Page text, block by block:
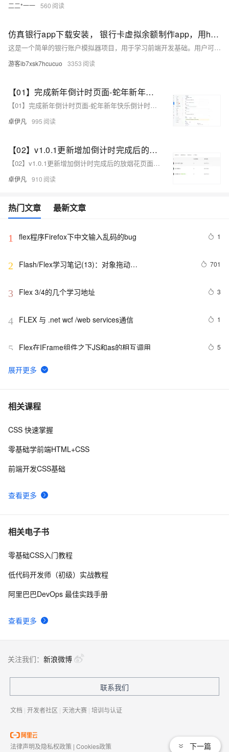
二二*一一 560
仿真银行app下载安装， 银行卡虚拟余额制作app，用html+css+js实现逼真娱乐工具
这是一个简单的银行账户模拟器项目，用于学习前端开发基础。用户可进行存款、取款操作，所有数据存储于浏览器内存中
游客ib7xsk7hcucuo 3353
【01】完成新年倒计时页面-蛇年新年快乐倒计时领取礼物放烟花html代码优雅草科技央千澈写采用html5+div+CSS+JavaScript-优雅草卓伊凡-做一条关于新年的代码分享给你们-为了C站的分拼一下子
【01】完成新年倒计时页面-蛇年新年快乐倒计时领取礼物放烟花html代码优雅草科技央千澈写采用html5+div+CSS+JavaScript-优雅草卓伊凡-做一条关于新年的代码分享给你们-为了C站的分拼一下子
卓伊凡 995
【02】v1.0.1更新增加倒计时完成后的放烟花页面-优化播放器-优化结构目录-蛇年新年快乐倒计时领取礼物放烟花html代码优雅草科技央千澈写采用html5+div+CSS+JavaScript-优雅草卓伊凡-做一条关于新年的代码分享给你们-为了C站的分拼一下子
【02】v1.0.1更新增加倒计时完成后的放烟花页面-优化播放器-优化结构目录-蛇年新年快乐倒计时领取礼物放烟花html代码优雅草科技央千澈写采用html5+div+CSS+JavaScript-优雅草卓伊凡-做一条关于新年的代码分享给你们-为了C站的分拼一下子
卓伊凡 910
热门文章 最新文章
1 flex程序Firefox下中文输入乱码的bug 1
2
Flash/Flex学习笔记(13)：对象拖动
701
3 Flex 3/4的几个学习地址 3
4 FLEX 与 .net wcf /web services通信 1
5 Flex在IFrame组件之下JS和as的相互调用 5
6 Flash/Flex学习笔记(28)：动态文本的滚动控制
7 Flash/Flex学习笔记(9)：ActionScript3.0与Javascript的
8 Flash/Flex学习笔记(11)：如何检测摄像头是否被占用
相关课程
查看更多
CSS 快速掌握
零基础学前端HTML+CSS
前端开发CSS基础
相关电子书
查看更多
零基础CSS入门教程
低代码开发师（初级）实战教程
阿里巴巴DevOps 最佳实践手册
下一篇
关注我们： 新浪微博
联系我们
文档 | 开发者社区 | 天池大赛 | 培训与认证
法律声明及隐私权政策 | Cookies政策